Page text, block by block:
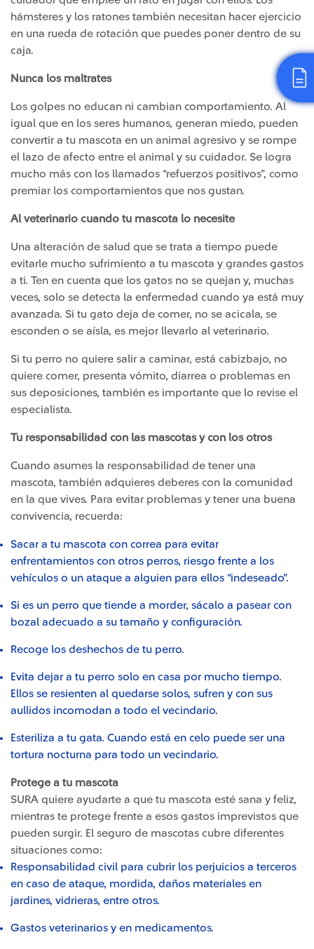
hámsteres y los ratones también necesitan hacer ejercicio
en una rueda de rotación que puedes poner dentro de su
caja.
Nunca los maltrates
Los golpes no educan ni cambian comportamiento. Al
igual que en los seres humanos, generan miedo, pueden
convertir a tu mascota en un animal agresivo y se rompe
el lazo de afecto entre el animal y su cuidador. Se logra
mucho más con los llamados “refuerzos positivos”, como
premiar los comportamientos que nos gustan.
Al veterinario cuando tu mascota lo necesite
Una alteración de salud que se trata a tiempo puede
evitarle mucho sufrimiento a tu mascota y grandes gastos
a ti. Ten en cuenta que los gatos no se quejan y, muchas
veces, solo se detecta la enfermedad cuando ya está muy
avanzada. Si tu gato deja de comer, no se acicala, se
esconden o se aísla, es mejor llevarlo al veterinario.
Si tu perro no quiere salir a caminar, está cabizbajo, no
quiere comer, presenta vómito, diarrea o problemas en
sus deposiciones, también es importante que lo revise el
especialista.
Tu responsabilidad con las mascotas y con los otros
Cuando asumes la responsabilidad de tener una
mascota, también adquieres deberes con la comunidad
en la que vives. Para evitar problemas y tener una buena
convivencia, recuerda:
Sacar a tu mascota con correa para evitar
enfrentamientos con otros perros, riesgo frente a los
vehículos o un ataque a alguien para ellos “indeseado”.
Si es un perro que tiende a morder, sácalo a pasear con
bozal adecuado a su tamaño y configuración.
Recoge los deshechos de tu perro.
Evita dejar a tu perro solo en casa por mucho tiempo.
Ellos se resienten al quedarse solos, sufren y con sus
aullidos incomodan a todo el vecindario.
Esteriliza a tu gata. Cuando está en celo puede ser una
tortura nocturna para todo un vecindario.
Protege a tu mascota
SURA quiere ayudarte a que tu mascota esté sana y feliz,
mientras te protege frente a esos gastos imprevistos que
pueden surgir. El seguro de mascotas cubre diferentes
situaciones como:
Responsabilidad civil para cubrir los perjuicios a terceros
en caso de ataque, mordida, daños materiales en
jardines, vidrieras, entre otros.
Gastos veterinarios y en medicamentos.